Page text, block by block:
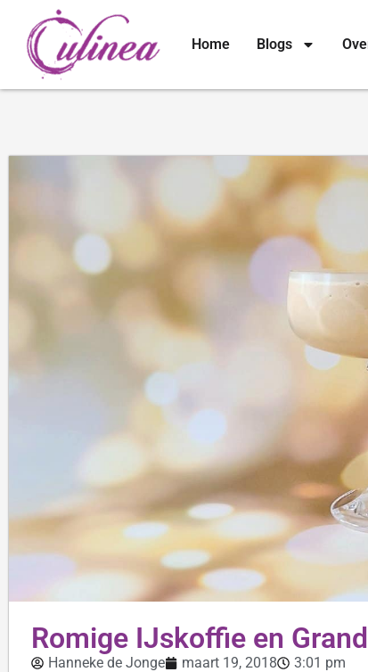
Home Blogs
Romige IJskoffie en
Hanneke de Jonge maart 19, 2018
3:01 pm